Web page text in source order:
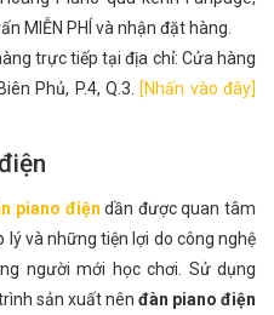
MIỄN PHÍ và nhận đặt hàng.
trực tiếp tại địa chỉ: Cửa hàng
Phủ, P.4, Q.3.
[Nhấn vào đây]
piano điện dần được quan tâm
lý và những tiện lợi do công nghệ
người mới học chơi. Sử dụng
sản xuất nên đàn piano điện